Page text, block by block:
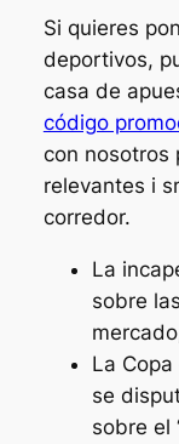
Si quieres
deportivos,
casa de
código
con nosotros
relevantes i
corredor.
La
sobre
La
se
sobre el